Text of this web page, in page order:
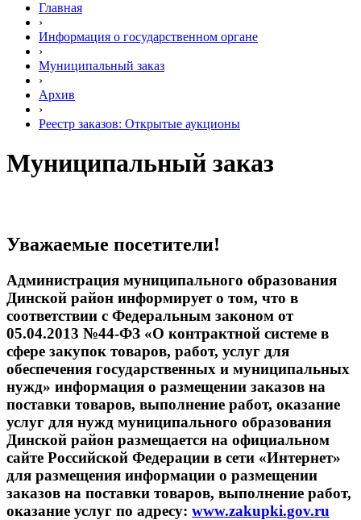
Главная
›
Информация о государственном органе
›
Муниципальный заказ
›
Архив
›
Реестр заказов: Открытые аукционы
Муниципальный заказ
Уважаемые посетители!
Администрация муниципального образования
Динской район информирует о том, что в
соответствии с Федеральным законом от
05.04.2013 №44-ФЗ «О контрактной системе в
сфере закупок товаров, работ, услуг для
обеспечения государственных и муниципальных
нужд» информация о размещении заказов на
поставки товаров, выполнение работ, оказание
услуг для нужд муниципального образования
Динской район размещается на официальном
сайте Российской Федерации в сети «Интернет»
для размещения информации о размещении
заказов на поставки товаров, выполнение работ,
оказание услуг по адресу: www.zakupki.gov.ru